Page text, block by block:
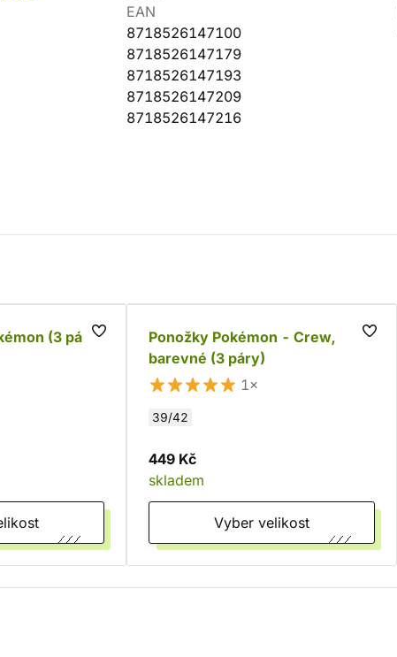
EAN
8718526147100
8718526147179
8718526147193
8718526147209
8718526147216
(3 páry)
velikost
Ponožky Pokémon - Crew,
barevné (3 páry)
1×
39/42
449 Kč
skladem
Vyber velikost